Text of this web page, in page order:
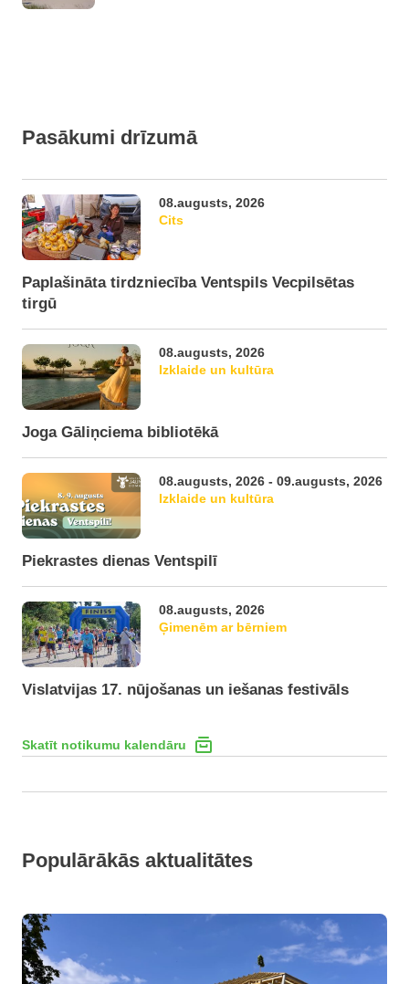
Pasākumi drīzumā
08.augusts, 2026
Cits
Paplašināta tirdzniecība Ventspils Vecpilsētas
tirgū
08.augusts, 2026
Izklaide un kultūra
Joga Gāliņciema bibliotēkā
08.augusts, 2026 - 09.augusts, 2026
Izklaide un kultūra
Piekrastes dienas Ventspilī
08.augusts, 2026
Ģimenēm ar bērniem
Vislatvijas 17. nūjošanas un iešanas festivāls
Skatīt notikumu kalendāru
Populārākās aktualitātes